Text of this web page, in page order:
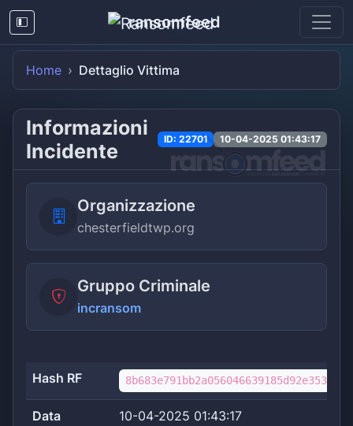
ransomfeed
Home Dettaglio Vittima
Informazioni
Incidente
ID: 22701 10-04-2025 01:43:17
Organizzazione
chesterfieldtwp.org
Gruppo Criminale
incransom
Hash RF
Data
10-04-2025 01:43:17